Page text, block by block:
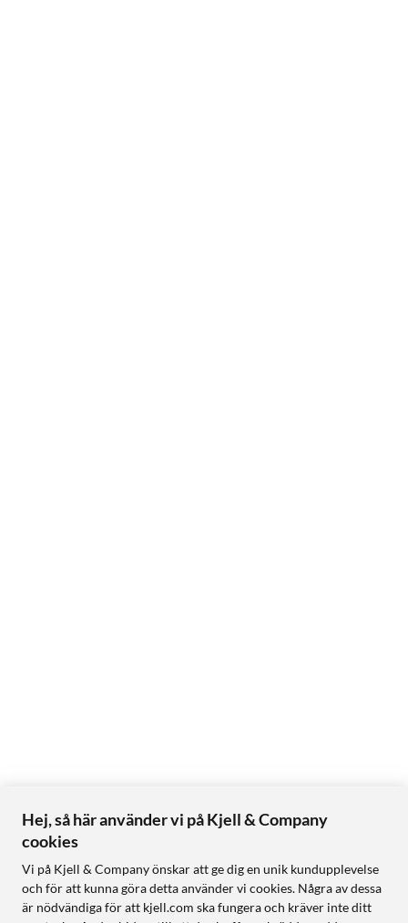
Hej, så här använder vi på Kjell & Company
cookies
Vi på Kjell & Company önskar att ge dig en unik kundupplevelse
och för att kunna göra detta använder vi cookies. Några av dessa
är nödvändiga för att kjell.com ska fungera och kräver inte ditt